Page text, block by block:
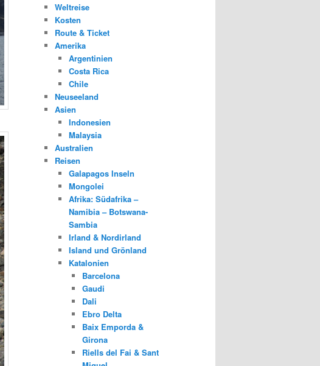
Weltreise
Kosten
Route & Ticket
Amerika
Argentinien
Costa Rica
Chile
Neuseeland
Asien
Indonesien
Malaysia
Australien
Reisen
Galapagos Inseln
Mongolei
Afrika: Südafrika –
Namibia – Botswana-
Sambia
Irland & Nordirland
Island und Grönland
Katalonien
Barcelona
Gaudi
Dali
Ebro Delta
Baix Emporda &
Girona
Riells del Fai & Sant